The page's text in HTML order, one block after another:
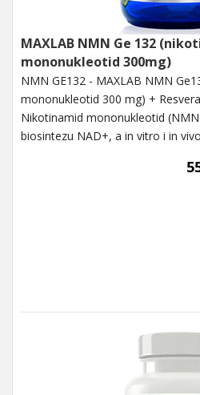
MAXLAB NMN Ge 132
mononukleotid 300mg)
NMN GE132 - MAXLAB NMN
mononukleotid 300 mg) +
Nikotinamid mononukleotid
biosintezu NAD+, a in vitro i in